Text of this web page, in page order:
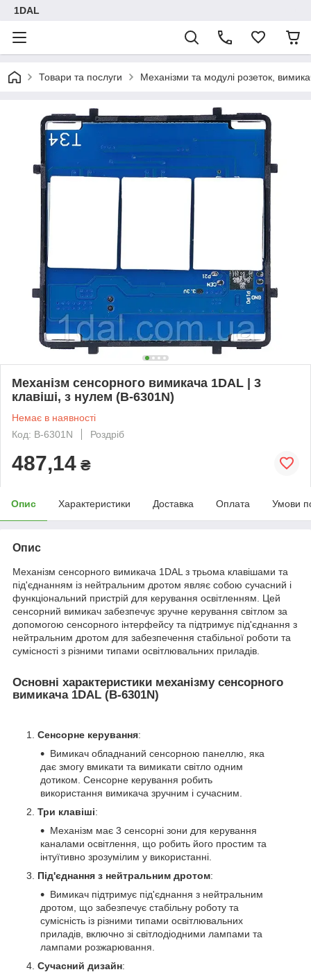
1DAL
Товари та послуги Механізми та модулі розеток,
Механізм сенсорного вимикача 1DAL | 3
клавіші, з нулем (B-6301N)
Немає в наявності
Код: B-6301N
Роздріб
487,14 ₴
Опис Характеристики Доставка Оплата Умови
Опис
Механізм сенсорного вимикача 1DAL з трьома клавішами та
під'єднанням із нейтральним дротом являє собою сучасний і
функціональний пристрій для керування освітленням. Цей
сенсорний вимикач забезпечує зручне керування світлом за
допомогою сенсорного інтерфейсу та підтримує під'єднання з
нейтральним дротом для забезпечення стабільної роботи та
сумісності з різними типами освітлювальних приладів.
Основні характеристики механізму сенсорного
вимикача 1DAL (B-6301N)
Сенсорне керування:
Вимикач обладнаний сенсорною панеллю, яка
дає змогу вмикати та вимикати світло одним
дотиком. Сенсорне керування робить
використання вимикача зручним і сучасним.
Три клавіші:
Механізм має 3 сенсорні зони для керування
каналами освітлення, що робить його простим та
інтуїтивно зрозумілим у використанні.
Під'єднання з нейтральним дротом:
Вимикач підтримує під'єднання з нейтральним
дротом, що забезпечує стабільну роботу та
сумісність із різними типами освітлювальних
приладів, включно зі світлодіодними лампами та
лампами розжарювання.
Сучасний дизайн: